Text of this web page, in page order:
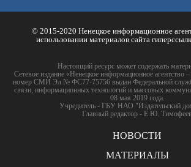
© 2015-2020 Ненецкое информационное
использовании материалов сайта
Настоящий ресурс может содержать
Сетевое издание «Ненецкое информационное агентство
номер СМИ Эл № ФС77-75756 выдан Федеральной
связи, информационных технологий и массовых
08 мая 2019 года.
Учредитель - ГБУ НАО "Издательский
Главный редактор - Е.Ю. Тимофеев
НОВОСТИ
МАТЕРИАЛЫ